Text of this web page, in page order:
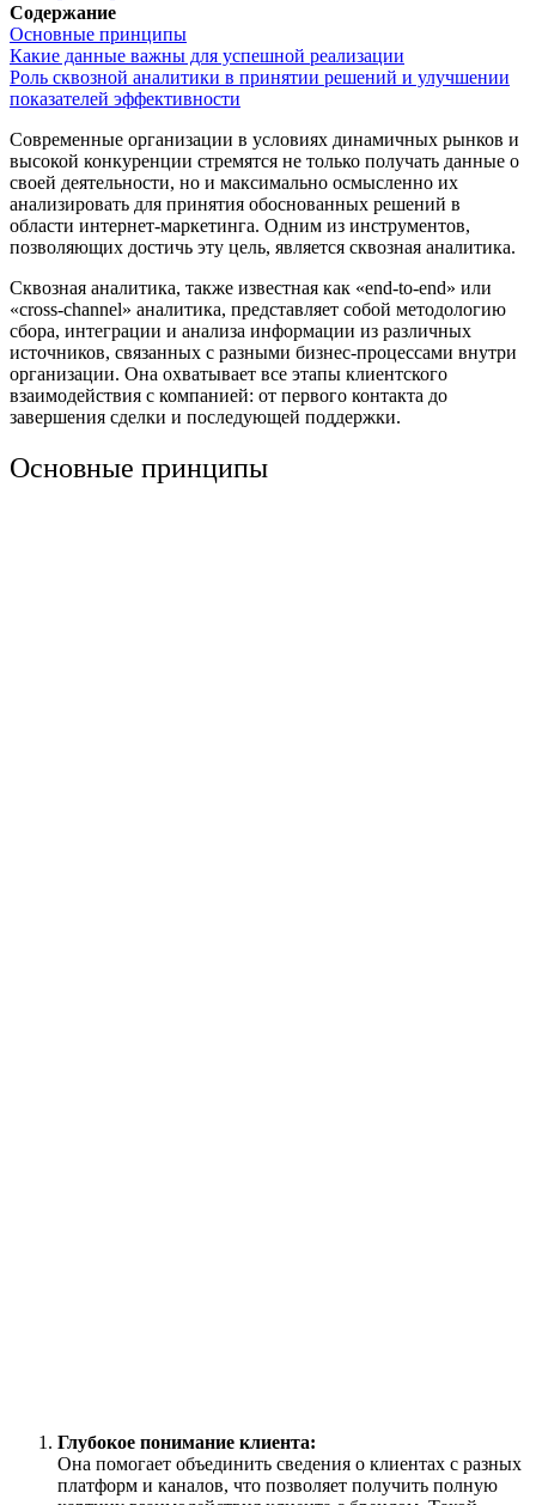
Содержание
Основные принципы
Какие данные важны для успешной реализации
Роль сквозной аналитики в принятии решений и улучшении
показателей эффективности
Современные организации в условиях динамичных рынков и
высокой конкуренции стремятся не только получать данные о
своей деятельности, но и максимально осмысленно их
анализировать для принятия обоснованных решений в
области интернет-маркетинга. Одним из инструментов,
позволяющих достичь эту цель, является сквозная аналитика.
Сквозная аналитика, также известная как «end-to-end» или
«cross-channel» аналитика, представляет собой методологию
сбора, интеграции и анализа информации из различных
источников, связанных с разными бизнес-процессами внутри
организации. Она охватывает все этапы клиентского
взаимодействия с компанией: от первого контакта до
завершения сделки и последующей поддержки.
Основные принципы
Глубокое понимание клиента:
Она помогает объединить сведения о клиентах с разных
платформ и каналов, что позволяет получить полную